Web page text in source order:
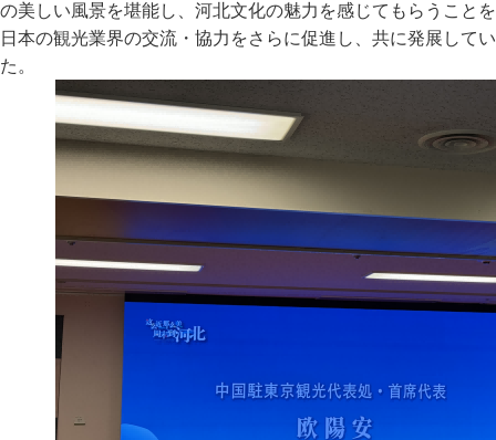
の美しい風景を堪能し、河北文化の魅力を感じてもらうこと
日本の観光業界の交流・協力をさらに促進し、共に発展して
た。